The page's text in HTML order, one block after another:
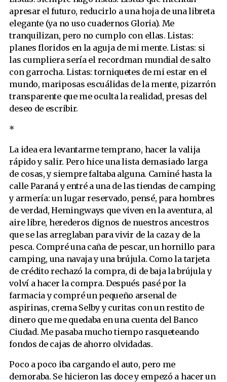
apresar el futuro, reducirlo a una hoja de una libreta
elegante (ya no uso cuadernos Gloria). Me
tranquilizan, pero no cumplo con ellas. Listas:
planes floridos en la aguja de mi mente. Listas: si
las cumpliera sería el recordman mundial de salto
con garrocha. Listas: torniquetes de mi estar en el
mundo, mariposas escuálidas de la mente, pizarrón
transparente que me oculta la realidad, presas del
deseo de escribir.
*
La idea era levantarme temprano, hacer la valija
rápido y salir. Pero hice una lista demasiado larga
de cosas, y siempre faltaba alguna. Caminé hasta la
calle Paraná y entré a una de las tiendas de camping
y armería: un lugar reservado, pensé, para hombres
de verdad, Hemingways que viven en la aventura, al
aire libre, herederos dignos de nuestros ancestros
que se las arreglaban para vivir de la caza y de la
pesca. Compré una caña de pescar, un hornillo para
camping, una navaja y una brújula. Como la tarjeta
de crédito rechazó la compra, di de baja la brújula y
volví a hacer la compra. Después pasé por la
farmacia y compré un pequeño arsenal de
aspirinas, crema Selby y curitas con un restito de
dinero que me quedaba en una cuenta del Banco
Ciudad. Me pasaba mucho tiempo rasqueteando
fondos de cajas de ahorro olvidadas.
Poco a poco iba cargando el auto, pero me
demoraba. Se hicieron las doce y empezó a hacer un